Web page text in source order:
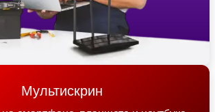
Мультискрин